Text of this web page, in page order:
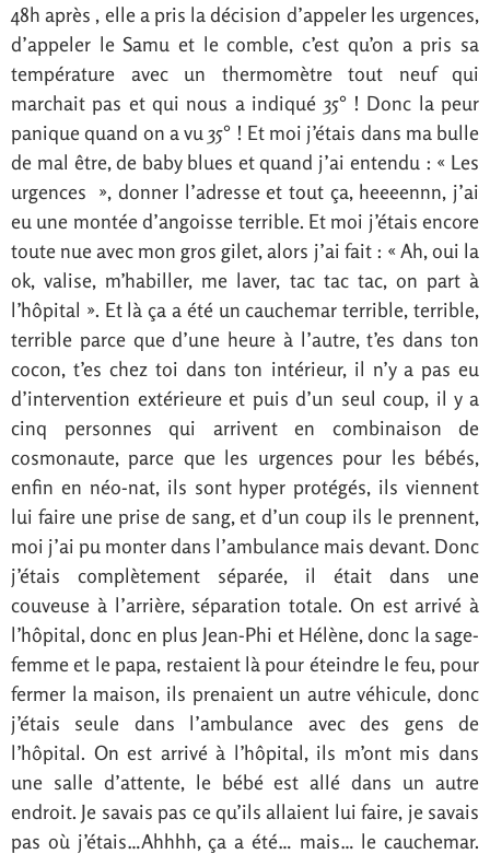
48h après , elle a pris la décision d’appeler les urgences,
d’appeler le Samu et le comble, c’est qu’on a pris sa
température avec un thermomètre tout neuf qui
marchait pas et qui nous a indiqué 35° ! Donc la peur
panique quand on a vu 35° ! Et moi j’étais dans ma bulle
de mal être, de baby blues et quand j’ai entendu : « Les
urgences », donner l’adresse et tout ça, heeeennn, j’ai
eu une montée d’angoisse terrible. Et moi j’étais encore
toute nue avec mon gros gilet, alors j’ai fait : « Ah, oui la
ok, valise, m’habiller, me laver, tac tac tac, on part à
l’hôpital ». Et là ça a été un cauchemar terrible, terrible,
terrible parce que d’une heure à l’autre, t’es dans ton
cocon, t’es chez toi dans ton intérieur, il n’y a pas eu
d’intervention extérieure et puis d’un seul coup, il y a
cinq personnes qui arrivent en combinaison de
cosmonaute, parce que les urgences pour les bébés,
enfin en néo-nat, ils sont hyper protégés, ils viennent
lui faire une prise de sang, et d’un coup ils le prennent,
moi j’ai pu monter dans l’ambulance mais devant. Donc
j’étais complètement séparée, il était dans une
couveuse à l’arrière, séparation totale. On est arrivé à
l’hôpital, donc en plus Jean-Phi et Hélène, donc la sage-
femme et le papa, restaient là pour éteindre le feu, pour
fermer la maison, ils prenaient un autre véhicule, donc
j’étais seule dans l’ambulance avec des gens de
l’hôpital. On est arrivé à l’hôpital, ils m’ont mis dans
une salle d’attente, le bébé est allé dans un autre
endroit. Je savais pas ce qu’ils allaient lui faire, je savais
pas où j’étais…Ahhhh, ça a été… mais… le cauchemar.